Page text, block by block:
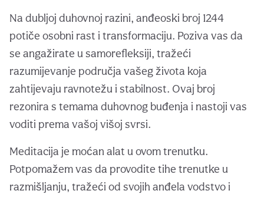
Na dubljoj duhovnoj razini, anđeoski broj 1244
potiče osobni rast i transformaciju. Poziva vas da
se angažirate u samorefleksiji, tražeći
razumijevanje područja vašeg života koja
zahtijevaju ravnotežu i stabilnost. Ovaj broj
rezonira s temama duhovnog buđenja i nastoji vas
voditi prema vašoj višoj svrsi.
Meditacija je moćan alat u ovom trenutku.
Potpomažem vas da provodite tihe trenutke u
razmišljanju, tražeći od svojih anđela vodstvo i